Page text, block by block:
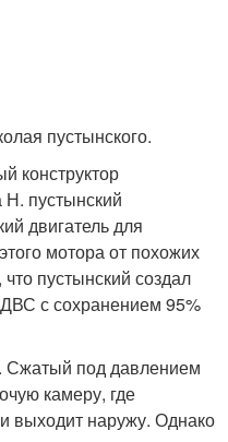
пустынского.
конструктор
Н. пустынский
двигатель для
мотора от похожих
пустынский создал
с сохранением 95%
под давлением
камеру, где
выходит наружу. Однако